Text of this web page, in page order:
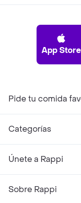
App Store
Pide tu comida
Categorías
Únete a Rappi
Sobre Rappi